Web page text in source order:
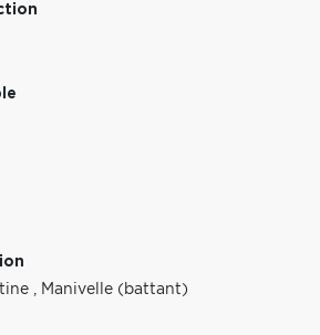
, Manivelle (battant)